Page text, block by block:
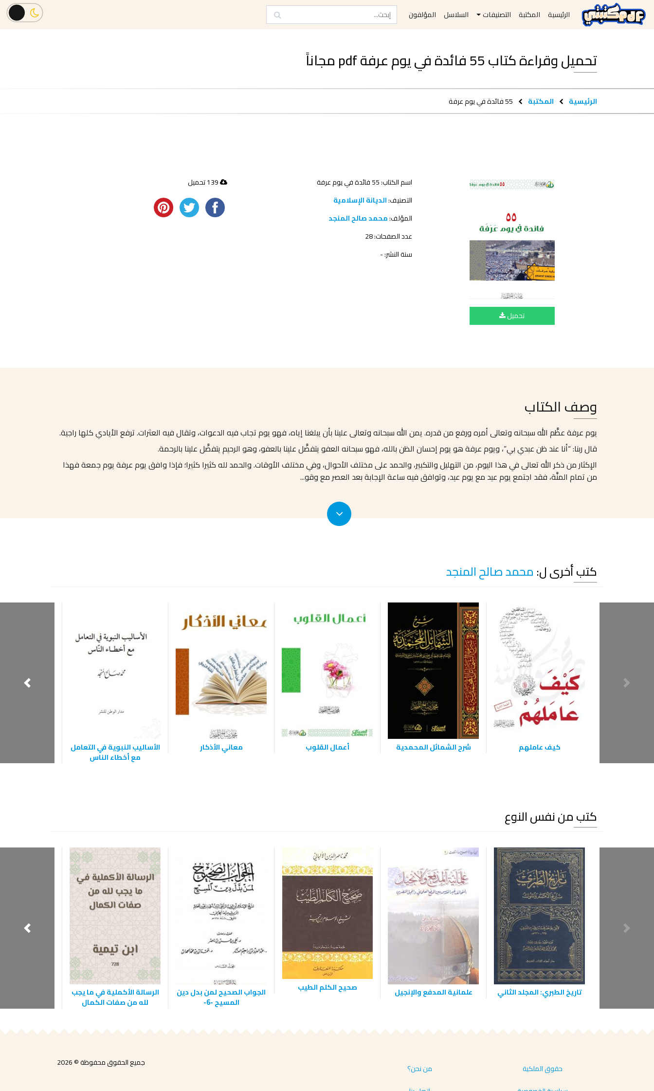
الرئيسية المكتبة التصنيفات السلاسل المؤلفون
تحميل وقراءة كتاب 55 فائدة في يوم عرفة pdf مجاناً
الرئيسية المكتبة
تحميل
اسم الكتاب: 55 فائدة في يوم عرفة
التصنيف:الديانة الإسلامية
المؤلف:محمد صالح المنجد
عدد الصفحات: 28
سنة النشر: -
وصف الكتاب
يوم عرفة عظَّم الله سبحانه وتعالى أمره ورفع من قدره. يمن الله سبحانه وتعالى علينا بأن يبلغنا إياه، فهو يوم تجاب فيه الدعوات، وتقال فيه العثرات. ترفع الأيادي كلها راجية.
قال ربنا: “أنا عند ظن عبدي بي”، ويوم عرفة هو يوم إحسان الظن بالله، فهو سبحانه العفو يتفضَّل علينا بالعفو، وهو الرحيم يتفضَّل علينا بالرحمة.
الإكثار من ذكر الله تعالى في هذا اليوم، من التهليل والتكبير، والحمد على مختلف الأحوال، وفي مختلف الأوقات. والحمد لله كثيرا كثيرا؛ فإذا وافق يوم عرفة يوم جمعة فهذا
من تمام المنَّة، فقد اجتمع يوم عيد مع يوم عيد، وتوافق فيه ساعة الإجابة بعد العصر مع وقو...
كتب أخرى ل: محمد صالح المنجد
كيف عاملهم شرح الشمائل المحمدية أعمال القلوب معاني الأذكار الأساليب النبوية في التعامل
مع أخطاء الناس
كتب من نفس النوع
تاريخ الطبري: المجلد الثاني علمانية المدفع والإنجيل صحيح الكلم الطيب الجواب الصحيح لمن بدل دين
المسيح -6-
الرسالة الأكملية في ما يجب
لله من صفات الكمال
حقوق الملكية
من نحن؟
جميع الحقوق محفوظة © 2026